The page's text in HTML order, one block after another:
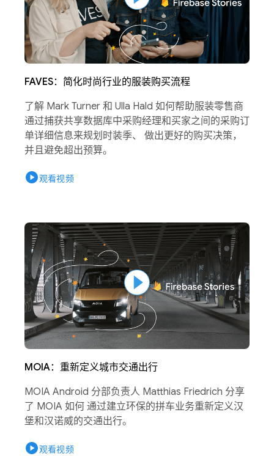
FAVES：简化时尚行业的服装购买流程
了解 Mark Turner 和 Ulla Hald 如何帮助服装零售商
通过捕获共享数据库中采购经理和买家之间的采购订
单详细信息来规划时装季、 做出更好的购买决策，
并且避免超出预算。
play_circle观看视频
MOIA：重新定义城市交通出行
MOIA Android 分部负责人 Matthias Friedrich 分享
了 MOIA 如何 通过建立环保的拼车业务重新定义汉
堡和汉诺威的交通出行。
play_circle观看视频